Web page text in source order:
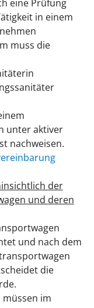
eine Prüfung
in einem
muss die
unter aktiver
nachweisen.
der
und deren
und nach dem
die
im